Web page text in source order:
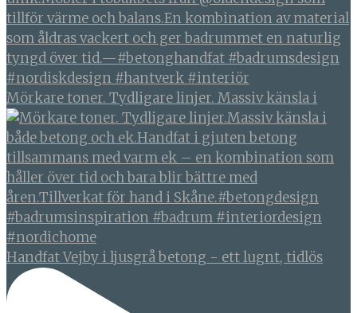
Mörkare toner. Tydligare linjer. Massiv känsla i
Handfat Vejby i ljusgrå betong - ett lugnt, tidlös